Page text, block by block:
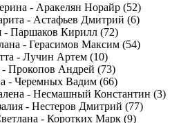
- Аракелян Норайр (52)
- Астафьев Дмитрий (6)
Паршаков Кирилл (72)
- Герасимов Максим (54)
- Лучин Артем (10)
Прокопов Андрей (73)
- Черемных Вадим (66)
- Несмашный Константин (3)
- Нестеров Дмитрий (77)
- Коротких Марк (9)